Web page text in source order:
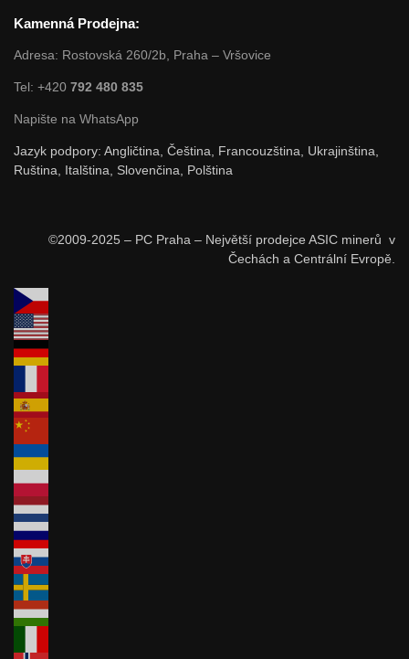
Kamenná Prodejna:
Adresa: Rostovská 260/2b, Praha – Vršovice
Tel: +420 792 480 835
Napište na WhatsApp
Jazyk podpory: Angličtina, Čeština, Francouzština, Ukrajinština,
Ruština, Italština, Slovenčina, Polština
©2009-2025 – PC Praha – Největší prodejce ASIC minerů v
Čechách a Centrální Evropě.